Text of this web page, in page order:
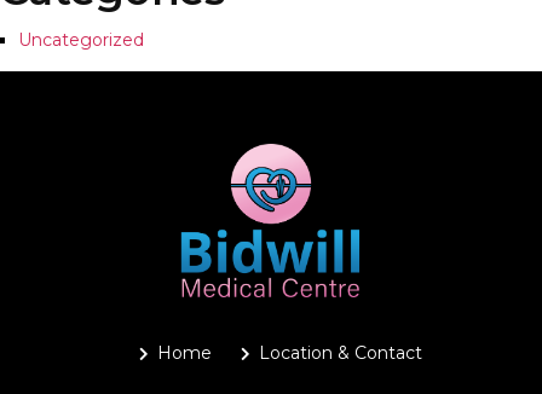
Uncategorized
Home Location & Contact